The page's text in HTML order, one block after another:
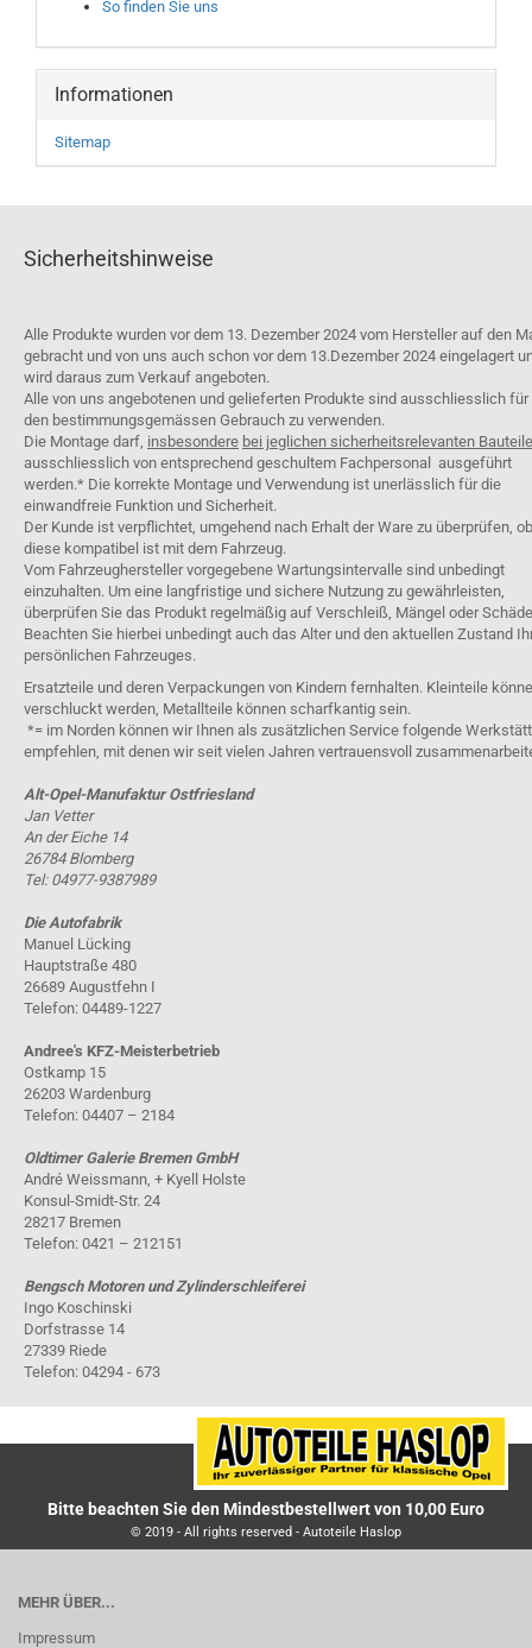
So finden Sie uns
Informationen
Sitemap
Sicherheitshinweise
Alle Produkte wurden vor dem 13. Dezember 2024 vom Hersteller auf den
gebracht und von uns auch schon vor dem 13.Dezember 2024 eingelagert
wird daraus zum Verkauf angeboten.
Alle von uns angebotenen und gelieferten Produkte sind ausschliesslich für
den bestimmungsgemässen Gebrauch zu verwenden.
Die Montage darf, insbesondere bei jeglichen sicherheitsrelevanten
ausschliesslich von entsprechend geschultem Fachpersonal ausgeführt
werden.* Die korrekte Montage und Verwendung ist unerlässlich für die
einwandfreie Funktion und Sicherheit.
Der Kunde ist verpflichtet, umgehend nach Erhalt der Ware zu überprüfen, ob
diese kompatibel ist mit dem Fahrzeug.
Vom Fahrzeughersteller vorgegebene Wartungsintervalle sind unbedingt
einzuhalten. Um eine langfristige und sichere Nutzung zu gewährleisten,
überprüfen Sie das Produkt regelmäßig auf Verschleiß, Mängel oder
Beachten Sie hierbei unbedingt auch das Alter und den aktuellen Zustand
persönlichen Fahrzeuges.
Ersatzteile und deren Verpackungen von Kindern fernhalten. Kleinteile
verschluckt werden, Metallteile können scharfkantig sein.
*= im Norden können wir Ihnen als zusätzlichen Service folgende
empfehlen, mit denen wir seit vielen Jahren vertrauensvoll
Alt-Opel-Manufaktur Ostfriesland
Jan Vetter
An der Eiche 14
26784 Blomberg
Tel: 04977-9387989
Die Autofabrik
Manuel Lücking
Hauptstraße 480
26689 Augustfehn I
Telefon: 04489-1227
Andree's KFZ-Meisterbetrieb
Ostkamp 15
26203 Wardenburg
Telefon: 04407 – 2184
Oldtimer Galerie Bremen GmbH
André Weissmann, + Kyell Holste
Konsul-Smidt-Str. 24
28217 Bremen
Telefon: 0421 – 212151
Bengsch Motoren und Zylinderschleiferei
Ingo Koschinski
Dorfstrasse 14
27339 Riede
Telefon: 04294 - 673
Bitte beachten Sie den Mindestbestellwert von 10,00 Euro
© 2019 - All rights reserved - Autoteile Haslop
MEHR ÜBER...
Impressum